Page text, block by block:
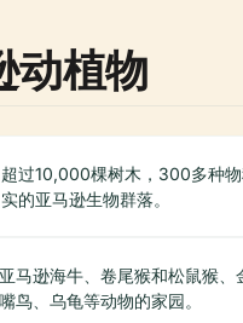
动植物
超过10,000棵树木，300多种
实的亚马逊生物群落。
亚马逊海牛、卷尾猴和松鼠猴、
嘴鸟、乌龟等动物的家园。